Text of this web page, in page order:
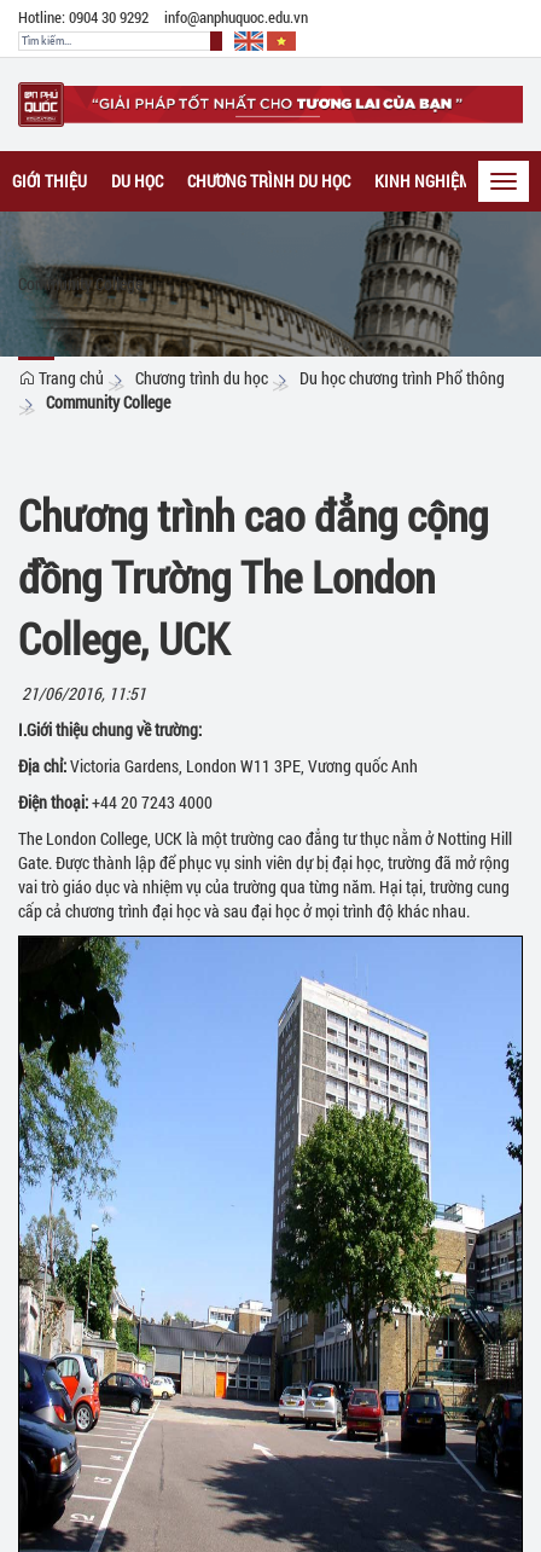
Hotline: 0904 30 9292 info@anphuquoc.edu.vn
GIỚI THIỆU DU HỌC CHƯƠNG TRÌNH DU HỌC KINH NGHIỆM DU HỌC
Community College
Trang chủ Chương trình du học
Du học chương trình Phổ thông
Community College
Chương trình cao đẳng cộng
đồng Trường The London
College, UCK
21/06/2016, 11:51
I.Giới thiệu chung về trường:
Địa chỉ:Victoria Gardens, London W11 3PE, Vương quốc Anh
Điện thoại:+44 20 7243 4000
The London College, UCK là một trường cao đẳng tư thục nằm ở Notting Hill
Gate. Được thành lập để phục vụ sinh viên dự bị đại học, trường đã mở rộng
vai trò giáo dục và nhiệm vụ của trường qua từng năm. Hại tại, trường cung
cấp cả chương trình đại học và sau đại học ở mọi trình độ khác nhau.